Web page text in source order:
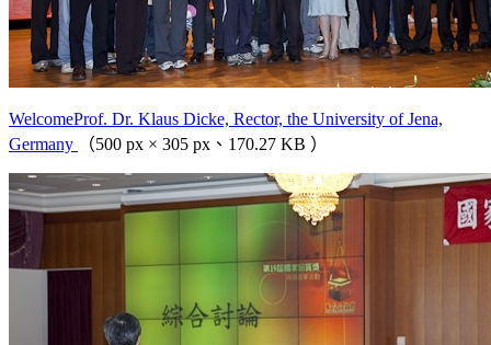
WelcomeProf. Dr. Klaus Dicke, Rector, the University of Jena,
Germany
（500 px × 305 px、170.27 KB ）